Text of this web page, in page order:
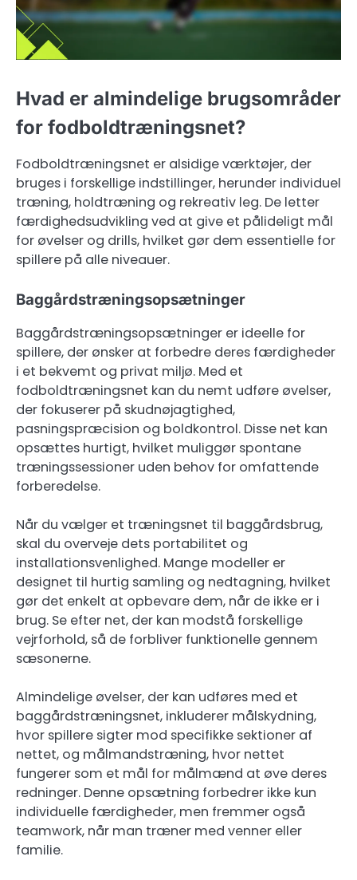
Hvad er almindelige brugsområder
for fodboldtræningsnet?
Fodboldtræningsnet er alsidige værktøjer, der
bruges i forskellige indstillinger, herunder individuel
træning, holdtræning og rekreativ leg. De letter
færdighedsudvikling ved at give et pålideligt mål
for øvelser og drills, hvilket gør dem essentielle for
spillere på alle niveauer.
Baggårdstræningsopsætninger
Baggårdstræningsopsætninger er ideelle for
spillere, der ønsker at forbedre deres færdigheder
i et bekvemt og privat miljø. Med et
fodboldtræningsnet kan du nemt udføre øvelser,
der fokuserer på skudnøjagtighed,
pasningspræcision og boldkontrol. Disse net kan
opsættes hurtigt, hvilket muliggør spontane
træningssessioner uden behov for omfattende
forberedelse.
Når du vælger et træningsnet til baggårdsbrug,
skal du overveje dets portabilitet og
installationsvenlighed. Mange modeller er
designet til hurtig samling og nedtagning, hvilket
gør det enkelt at opbevare dem, når de ikke er i
brug. Se efter net, der kan modstå forskellige
vejrforhold, så de forbliver funktionelle gennem
sæsonerne.
Almindelige øvelser, der kan udføres med et
baggårdstræningsnet, inkluderer målskydning,
hvor spillere sigter mod specifikke sektioner af
nettet, og målmandstræning, hvor nettet
fungerer som et mål for målmænd at øve deres
redninger. Denne opsætning forbedrer ikke kun
individuelle færdigheder, men fremmer også
teamwork, når man træner med venner eller
familie.